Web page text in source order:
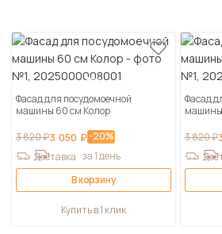
Фасад для посудомоечной
машины 60 см Колор
3 820 ₽3 050 ₽-20%
Доставка за 1 день
В корзину
Купить в 1 клик
Фасад
3 820 ₽